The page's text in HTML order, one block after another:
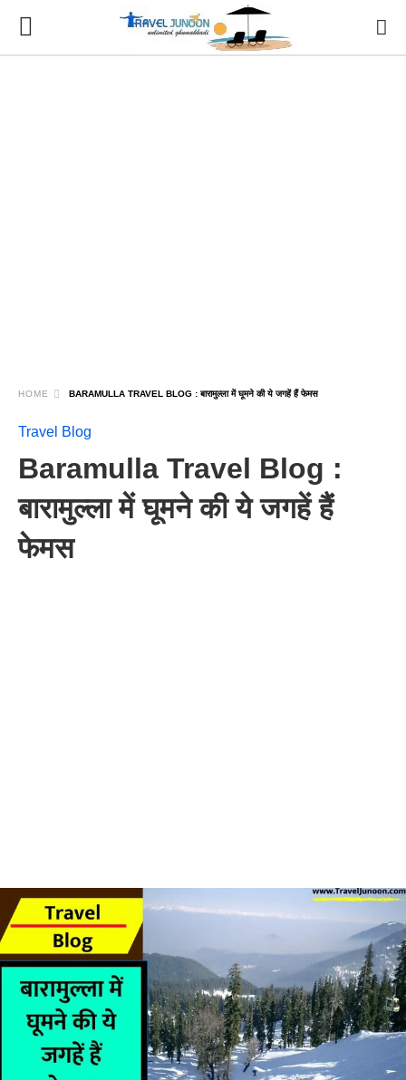
HOME BARAMULLA TRAVEL BLOG : बारामुल्ला में घूमने की ये जगहें हैं फेमस
Travel Blog
Baramulla Travel Blog :
बारामुल्ला में घूमने की ये जगहें हैं
फेमस